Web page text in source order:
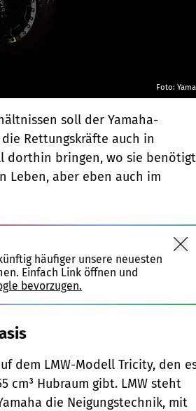
Foto:
soll der Yamaha-
Rettungskräfte auch in
dorthin bringen, wo sie benötigt
Leben, aber eben auch im
häufiger unsere neuesten
Einfach Link öffnen und
bevorzugen.
dem LMW-Modell Tricity, den
cm³ Hubraum gibt. LMW steht
die Neigungstechnik, mit